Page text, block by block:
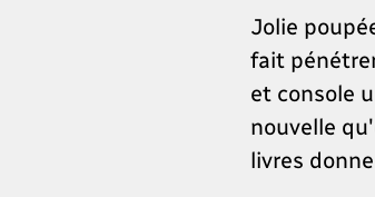
Jolie
fait
et console
nouvelle
livres